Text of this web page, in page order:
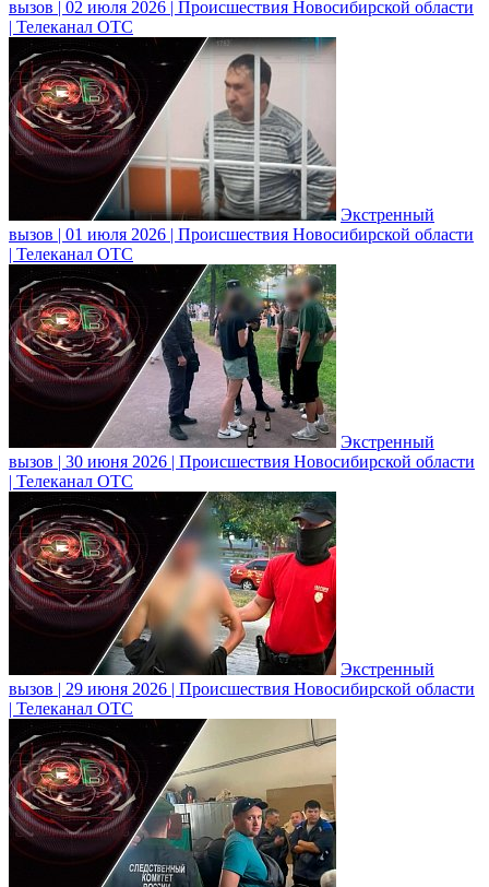
вызов | 02 июля 2026 | Происшествия Новосибирской области
| Телеканал ОТС
Экстренный
вызов | 01 июля 2026 | Происшествия Новосибирской области
| Телеканал ОТС
Экстренный
вызов | 30 июня 2026 | Происшествия Новосибирской области
| Телеканал ОТС
Экстренный
вызов | 29 июня 2026 | Происшествия Новосибирской области
| Телеканал ОТС